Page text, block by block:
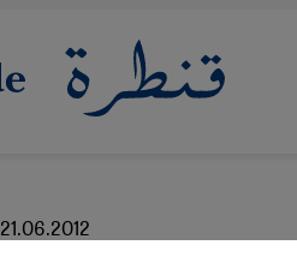
21.06.2012